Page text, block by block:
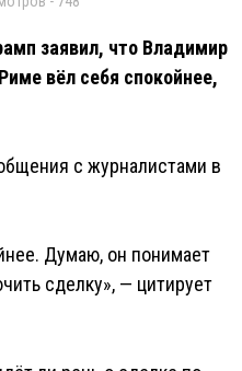
заявил, что Владимир
вёл себя спокойнее,
с журналистами в
Думаю, он понимает
сделку», — цитирует